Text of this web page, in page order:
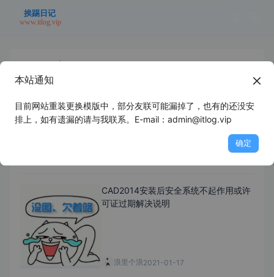
DELL笔记本win10开盖开机解决办法
CAD2014安装后安全系统不起作用或许
可证过期解决说明
浪里个浪2021-01-17
本站通知
目前网站重装更换模版中，部分友联可能漏掉了，也有的还没安
排上，如有遗漏的请与我联系。E-mail：admin@itlog.vip
确定